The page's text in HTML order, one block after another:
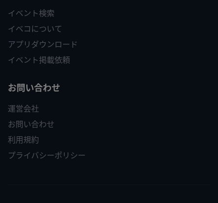
イベント検索
イベコについて
アプリダウンロード
イベント掲載依頼
お問い合わせ
運営会社
お問い合わせ
利用規約
プライバシーポリシー